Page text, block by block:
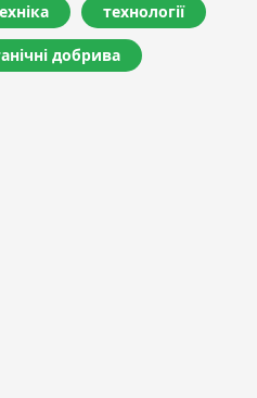
технології
добрива